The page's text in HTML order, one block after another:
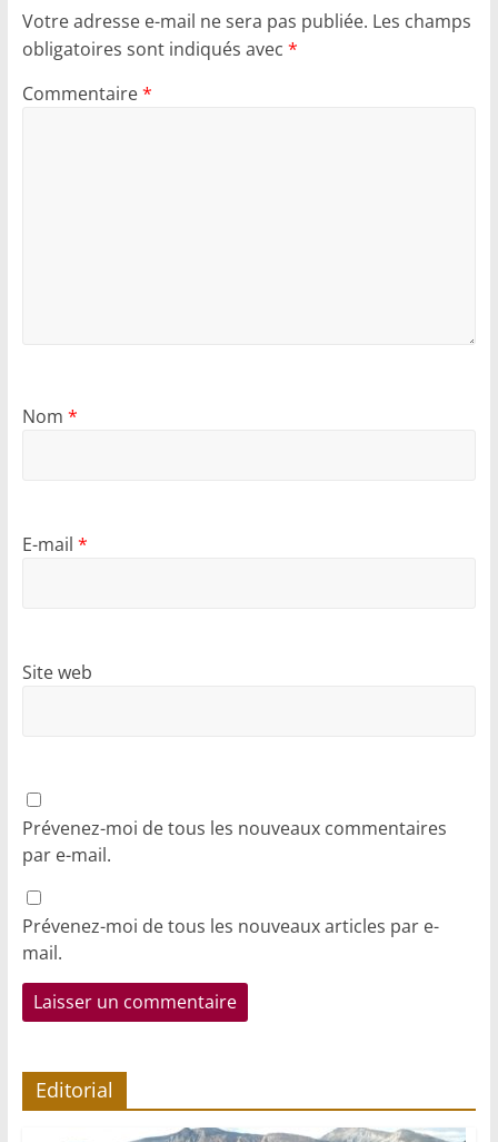
Votre adresse e-mail ne sera pas publiée. Les champs
obligatoires sont indiqués avec *
Commentaire*
Nom *
E-mail *
Site web
Prévenez-moi de tous les nouveaux commentaires
par e-mail.
Prévenez-moi de tous les nouveaux articles par e-
mail.
Editorial